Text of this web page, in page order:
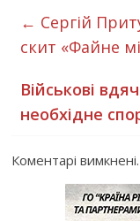
← Сергій
скит «Файне
Військові
необхідне
Коментарі вимкнені.